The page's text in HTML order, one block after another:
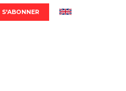
S'ABONNER